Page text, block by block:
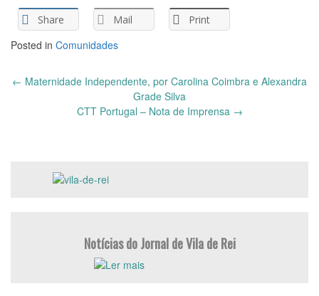
Share Mail Print
Posted in Comunidades
Post
← Maternidade Independente, por Carolina Coimbra e Alexandra
Grade Silva
CTT Portugal – Nota de Imprensa →
Notícias do Jornal de Vila de Rei